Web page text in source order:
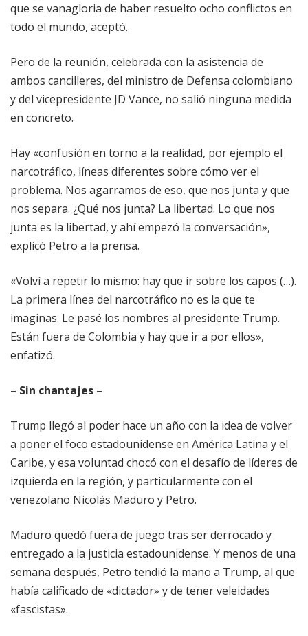
que se vanagloria de haber resuelto ocho conflictos en
todo el mundo, aceptó.
Pero de la reunión, celebrada con la asistencia de
ambos cancilleres, del ministro de Defensa colombiano
y del vicepresidente JD Vance, no salió ninguna medida
en concreto.
Hay «confusión en torno a la realidad, por ejemplo el
narcotráfico, líneas diferentes sobre cómo ver el
problema. Nos agarramos de eso, que nos junta y que
nos separa. ¿Qué nos junta? La libertad. Lo que nos
junta es la libertad, y ahí empezó la conversación»,
explicó Petro a la prensa.
«Volví a repetir lo mismo: hay que ir sobre los capos (…).
La primera línea del narcotráfico no es la que te
imaginas. Le pasé los nombres al presidente Trump.
Están fuera de Colombia y hay que ir a por ellos»,
enfatizó.
– Sin chantajes –
Trump llegó al poder hace un año con la idea de volver
a poner el foco estadounidense en América Latina y el
Caribe, y esa voluntad chocó con el desafío de líderes de
izquierda en la región, y particularmente con el
venezolano Nicolás Maduro y Petro.
Maduro quedó fuera de juego tras ser derrocado y
entregado a la justicia estadounidense. Y menos de una
semana después, Petro tendió la mano a Trump, al que
había calificado de «dictador» y de tener veleidades
«fascistas».